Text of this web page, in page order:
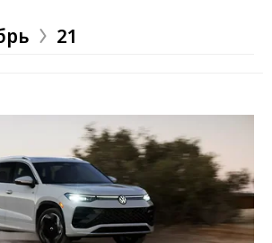
21